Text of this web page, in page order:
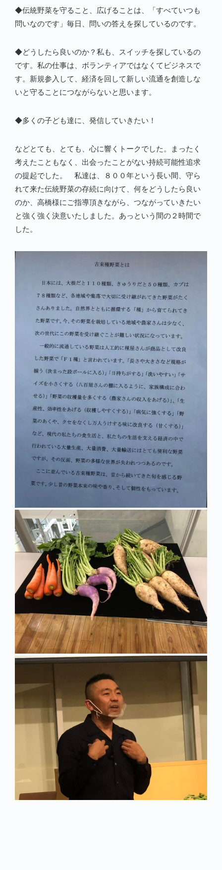
◆伝統野菜を守ること、広げることは、「すべていつも
問いなのです」毎日、問いの答えを探しているのです。
◆どうしたら良いのか？私も、スイッチを探しているの
です。私の仕事は、ボランティアではなくてビジネスで
す。新規参入して、経済を回して新しい流通を創造しな
いと守ることにつながらないと思います。
◆多くの子ども達に、発信していきたい！
などとても、とても、心に響くトークでした。まったく
考えたこともなく、出会ったことがない持続可能性追求
の提起でした。 私達は、８００年という長い間、守ら
れて来た伝統野菜の存続に向けて、何をどうしたら良い
のか、高橋様にご指導頂きながら、つながっていきたい
と強く強く決意いたしました。あっという間の２時間で
した。